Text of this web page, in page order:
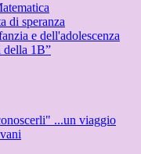
di speranza
e dell'adolescenza
della 1B”
...un viaggio